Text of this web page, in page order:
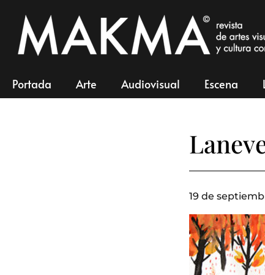
Portada Arte Audiovisual Escena
19 de